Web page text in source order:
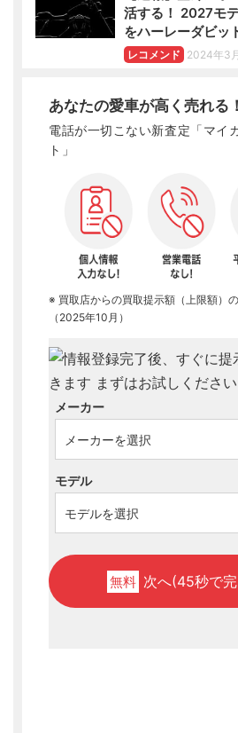
活する！ 2027モ
をハーレーダビッ
レコメンド 2024年3
あなたの愛車が高く売れる！
電話が一切こない新査定「マイ
ト」
※ 買取店からの買取提示額（上限額）
（2025年10月）
メーカー
モデル
無料 次へ(45秒で